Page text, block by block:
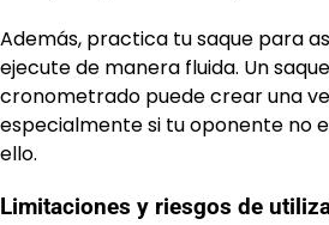
Además, practica tu saque para
ejecute de manera fluida. Un
cronometrado puede crear una
especialmente si tu oponente no
ello.
Limitaciones y riesgos de